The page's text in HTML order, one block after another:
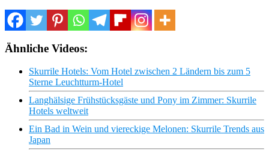
Ähnliche Videos:
Skurrile Hotels: Vom Hotel zwischen 2 Ländern bis zum 5
Sterne Leuchtturm-Hotel
Langhälsige Frühstücksgäste und Pony im Zimmer: Skurrile
Hotels weltweit
Ein Bad in Wein und viereckige Melonen: Skurrile Trends aus
Japan